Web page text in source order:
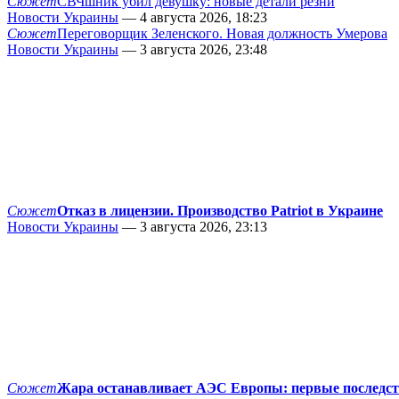
Новости Украины — 4 августа 2026, 18:23
СюжетПереговорщик Зеленского. Новая должность Умерова
Новости Украины — 3 августа 2026, 23:48
СюжетОтказ в лицензии. Производство Patriot в Украине
Новости Украины — 3 августа 2026, 23:13
СюжетЖара останавливает АЭС Европы: первые